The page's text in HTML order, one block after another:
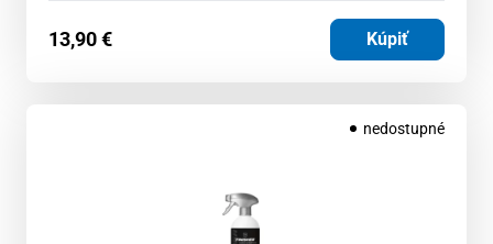
13,90€ Kúpiť
nedostupné